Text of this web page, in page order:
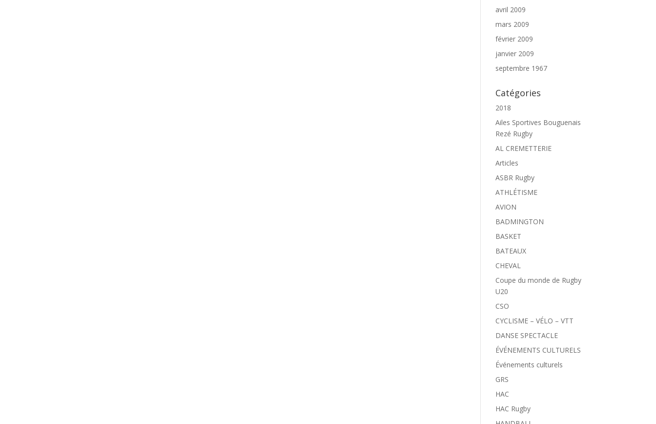
avril 2009
mars 2009
février 2009
janvier 2009
septembre 1967
Catégories
2018
Ailes Sportives Bouguenais
Rezé Rugby
AL CREMETTERIE
Articles
ASBR Rugby
ATHLÉTISME
AVION
BADMINGTON
BASKET
BATEAUX
CHEVAL
Coupe du monde de Rugby
U20
CSO
CYCLISME – VÉLO – VTT
DANSE SPECTACLE
ÉVÉNEMENTS CULTURELS
Événements culturels
GRS
HAC
HAC Rugby